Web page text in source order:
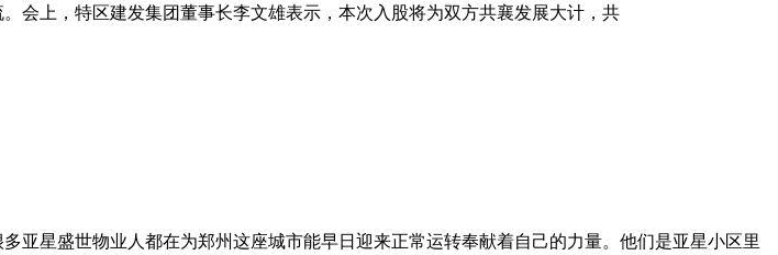
会上，特区建发集团董事长李文雄表示，本次入股将为双方共襄发展大计，共
亚星盛世物业人都在为郑州这座城市能早日迎来正常运转奉献着自己的力量。他们是亚星小区里